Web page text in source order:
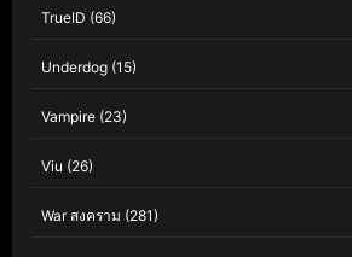
TrueID (66)
Underdog (15)
Vampire (23)
Viu (26)
War สงคราม (281)